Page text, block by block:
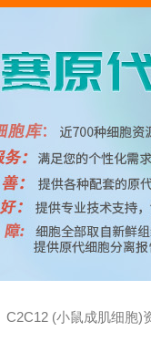
C2C12 (小鼠成肌细胞)